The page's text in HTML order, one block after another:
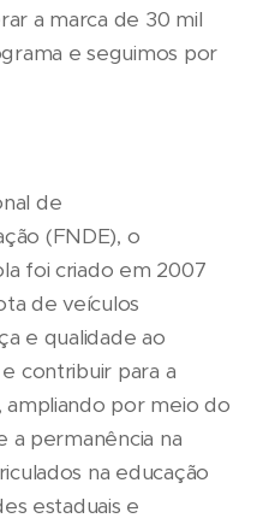
a marca de 30 mil
e seguimos por
de
(FNDE), o
foi criado em 2007
de veículos
e qualidade ao
contribuir para a
ampliando por meio do
a permanência na
na educação
estaduais e